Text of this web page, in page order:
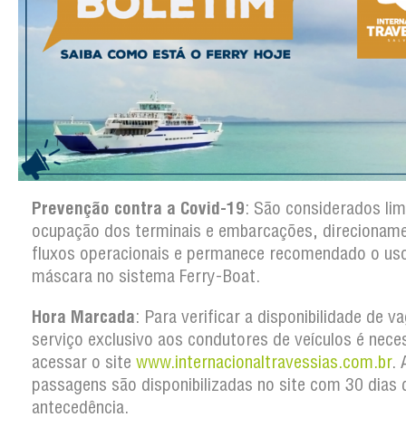
Prevenção contra a Covid-19: São considerados
ocupação dos terminais e embarcações,
fluxos operacionais e permanece recomendado o
máscara no sistema Ferry-Boat.
Hora Marcada: Para verificar a disponibilidade de
serviço exclusivo aos condutores de veículos é
acessar o site www.internacionaltravessias.com.br.
passagens são disponibilizadas no site com 30 dias
antecedência.